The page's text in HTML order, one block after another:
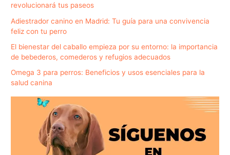
revolucionará tus paseos
Adiestrador canino en Madrid: Tu guía para una convivencia
feliz con tu perro
El bienestar del caballo empieza por su entorno: la importancia
de bebederos, comederos y refugios adecuados
Omega 3 para perros: Beneficios y usos esenciales para la
salud canina